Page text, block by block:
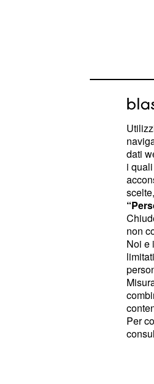
a un
non vi
:
vorrete
gli amici
sarà
Gemelli:
dati
i
non
Noi e
Per